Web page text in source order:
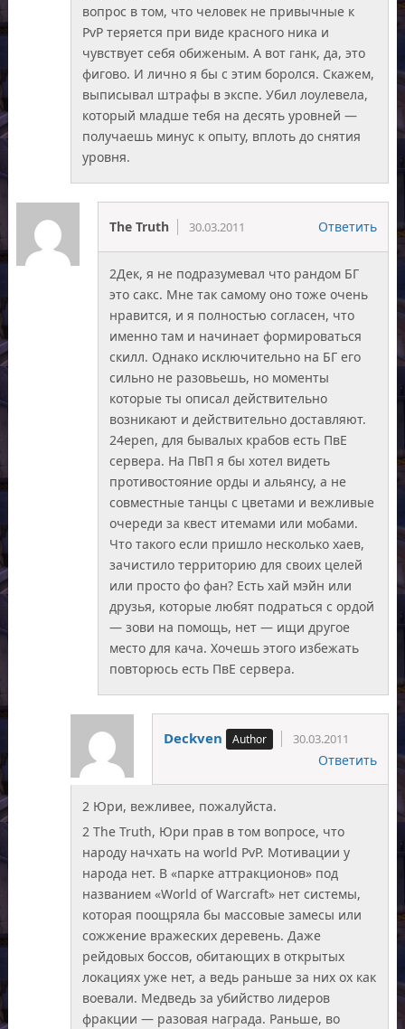
вопрос в том, что человек не привычные к
PvP теряется при виде красного ника и
чувствует себя обиженым. А вот ганк, да, это
фигово. И лично я бы с этим боролся. Скажем,
выписывал штрафы в экспе. Убил лоулевела,
который младше тебя на десять уровней —
получаешь минус к опыту, вплоть до снятия
уровня.
The Truth 30.03.2011 Ответить
2Дек, я не подразумевал что рандом БГ
это сакс. Мне так самому оно тоже очень
нравится, и я полностью согласен, что
именно там и начинает формироваться
скилл. Однако исключительно на БГ его
сильно не разовьешь, но моменты
которые ты описал действительно
возникают и действительно доставляют.
24epen, для бывалых крабов есть ПвЕ
сервера. На ПвП я бы хотел видеть
противостояние орды и альянсу, а не
совместные танцы с цветами и вежливые
очереди за квест итемами или мобами.
Что такого если пришло несколько хаев,
зачистило территорию для своих целей
или просто фо фан? Есть хай мэйн или
друзья, которые любят подраться с ордой
— зови на помощь, нет — ищи другое
место для кача. Хочешь этого избежать
повторюсь есть ПвЕ сервера.
Deckven 30.03.2011
Ответить
2 Юри, вежливее, пожалуйста.
2 The Truth, Юри прав в том вопросе, что
народу начхать на world PvP. Мотивации у
народа нет. В «парке аттракционов» под
названием «World of Warcraft» нет системы,
которая поощряла бы массовые замесы или
сожжение вражеских деревень. Даже
рейдовых боссов, обитающих в открытых
локациях уже нет, а ведь раньше за них ох как
воевали. Медведь за убийство лидеров
фракции — разовая награда. Раньше, во